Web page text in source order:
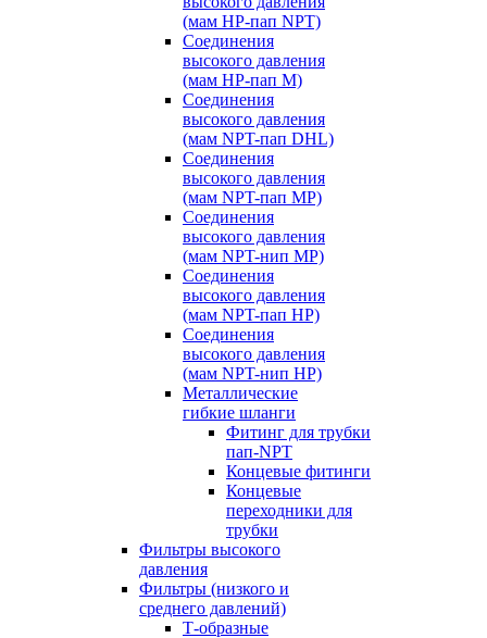
(мам HP-пап NPT)
Соединения
высокого давления
(мам HP-пап M)
Соединения
высокого давления
(мам NPT-пап DHL)
Соединения
высокого давления
(мам NPT-пап MP)
Соединения
высокого давления
(мам NPT-нип MP)
Соединения
высокого давления
(мам NPT-пап HP)
Соединения
высокого давления
(мам NPT-нип HP)
Металлические
гибкие шланги
Фитинг для трубки
пап-NPT
Концевые фитинги
Концевые
переходники для
трубки
Фильтры высокого
давления
Фильтры (низкого и
среднего давлений)
Т-образные